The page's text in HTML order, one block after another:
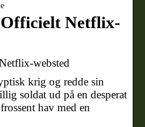
Netflix-
websted
krig og redde sin
soldat ud på en desperat
hav med en